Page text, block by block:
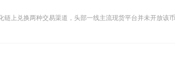
上兑换两种交易渠道，头部一线主流现货平台并未开放该币